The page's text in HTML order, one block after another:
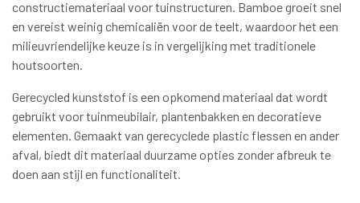
constructiemateriaal voor tuinstructuren. Bamboe groeit snel
en vereist weinig chemicaliën voor de teelt, waardoor het een
milieuvriendelijke keuze is in vergelijking met traditionele
houtsoorten.
Gerecycled kunststof is een opkomend materiaal dat wordt
gebruikt voor tuinmeubilair, plantenbakken en decoratieve
elementen. Gemaakt van gerecyclede plastic flessen en ander
afval, biedt dit materiaal duurzame opties zonder afbreuk te
doen aan stijl en functionaliteit.